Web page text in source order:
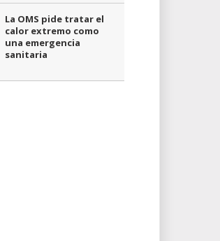
La OMS pide tratar el
calor extremo como
una emergencia
sanitaria